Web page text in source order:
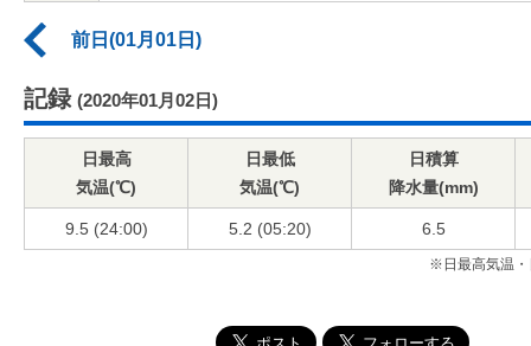
前日(01月01日)
記録 (2020年01月02日)
日最高
気温(℃)
日最低
気温(℃)
日積算
降水量(mm)
9.5 (24:00) 5.2 (05:20) 6.5
※日最高気温・